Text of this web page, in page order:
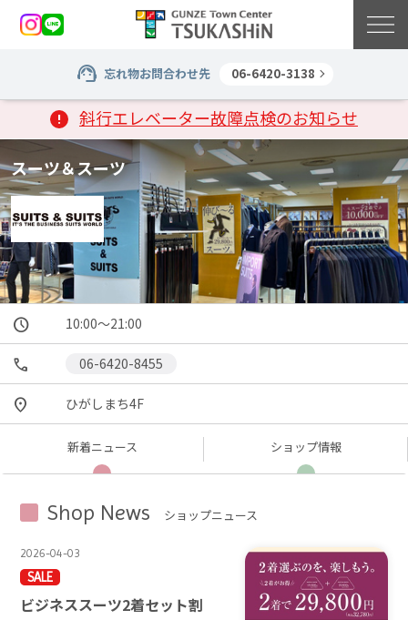
斜行エレベーター故障点検のお知らせ
忘れ物お問合わせ先 06-6420-3138
スーツ＆スーツ
10:00～21:00
06-6420-8455
ひがしまち4F
新着ニュース ショップ情報
Shop News ショップニュース
2026-04-03
SALE
ビジネススーツ2着セット割